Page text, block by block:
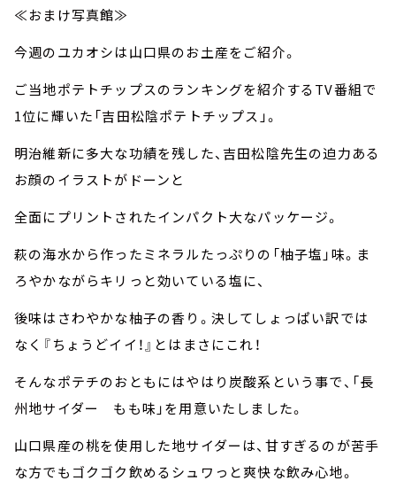
≪おまけ写真館≫
今週のユカオシは山口県のお土産をご紹介。
ご当地ポテトチップスのランキングを紹介するTV番組で
1位に輝いた「吉田松陰ポテトチップス」。
明治維新に多大な功績を残した、吉田松陰先生の迫力ある
お顔のイラストがドーンと
全面にプリントされたインパクト大なパッケージ。
萩の海水から作ったミネラルたっぷりの「柚子塩」味。ま
ろやかながらキリっと効いている塩に、
後味はさわやかな柚子の香り。決してしょっぱい訳では
なく『ちょうどイイ！』とはまさにこれ！
そんなポテチのおともにはやはり炭酸系という事で、「長
州地サイダー もも味」を用意いたしました。
山口県産の桃を使用した地サイダーは、甘すぎるのが苦手
な方でもゴクゴク飲めるシュワっと爽快な飲み心地。